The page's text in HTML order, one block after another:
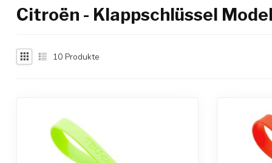
Citroën - Klappschlüssel
10 Produkte